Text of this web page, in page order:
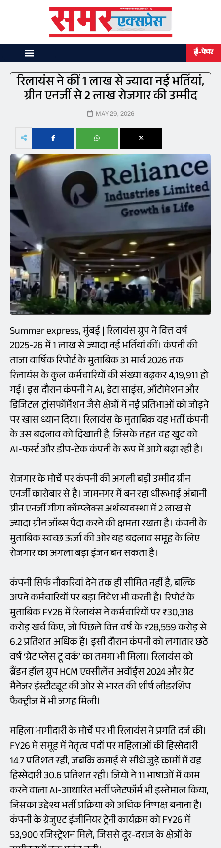
ई-पेपर
रिलायंस ने कीं 1 लाख से ज्यादा नई भर्तियां,
ग्रीन एनर्जी से 2 लाख रोजगार की उम्मीद
MAY 29, 2026
Summer express, मुंबई | रिलायंस ग्रुप ने वित्त वर्ष
2025-26 में 1 लाख से ज्यादा नई भर्तियां कीं। कंपनी की
ताजा वार्षिक रिपोर्ट के मुताबिक 31 मार्च 2026 तक
रिलायंस के कुल कर्मचारियों की संख्या बढ़कर 4,19,911 हो
गई। इस दौरान कंपनी ने AI, डेटा साइंस, ऑटोमेशन और
डिजिटल ट्रांसफॉर्मेशन जैसे क्षेत्रों में नई प्रतिभाओं को जोड़ने
पर खास ध्यान दिया। रिलायंस के मुताबिक यह भर्ती कंपनी
के उस बदलाव को दिखाती है, जिसके तहत वह खुद को
AI-फर्स्ट और डीप-टेक कंपनी के रूप में आगे बढ़ा रही है।
रोजगार के मोर्चे पर कंपनी की अगली बड़ी उम्मीद ग्रीन
एनर्जी कारोबार से है। जामनगर में बन रहा धीरूभाई अंबानी
ग्रीन एनर्जी गीगा कॉम्प्लेक्स अर्थव्यवस्था में 2 लाख से
ज्यादा ग्रीन जॉब्स पैदा करने की क्षमता रखता है। कंपनी के
मुताबिक स्वच्छ ऊर्जा की ओर यह बदलाव समूह के लिए
रोजगार का अगला बड़ा इंजन बन सकता है।
कंपनी सिर्फ नौकरियां देने तक ही सीमित नहीं है, बल्कि
अपने कर्मचारियों पर बड़ा निवेश भी करती है। रिपोर्ट के
मुताबिक FY26 में रिलायंस ने कर्मचारियों पर ₹30,318
करोड़ खर्च किए, जो पिछले वित्त वर्ष के ₹28,559 करोड़ से
6.2 प्रतिशत अधिक है। इसी दौरान कंपनी को लगातार छठे
वर्ष ‘ग्रेट प्लेस टू वर्क’ का तमगा भी मिला। रिलायंस को
ब्रैंडन हॉल ग्रुप HCM एक्सीलेंस अवॉर्ड्स 2024 और ग्रेट
मैनेजर इंस्टीट्यूट की ओर से भारत की शीर्ष लीडरशिप
फैक्ट्रीज में भी जगह मिली।
महिला भागीदारी के मोर्चे पर भी रिलायंस ने प्रगति दर्ज की।
FY26 में समूह में नेतृत्व पदों पर महिलाओं की हिस्सेदारी
14.7 प्रतिशत रही, जबकि कमाई से सीधे जुड़े कामों में यह
हिस्सेदारी 30.6 प्रतिशत रही। जियो ने 11 भाषाओं में काम
करने वाला AI-आधारित भर्ती प्लेटफॉर्म भी इस्तेमाल किया,
जिसका उद्देश्य भर्ती प्रक्रिया को अधिक निष्पक्ष बनाना है।
कंपनी के ग्रेजुएट इंजीनियर ट्रेनी कार्यक्रम को FY26 में
53,900 रजिस्ट्रेशन मिले, जिससे दूर-दराज के क्षेत्रों के